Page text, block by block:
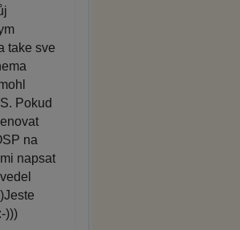
take sve
Pokud
na
napsat
)))